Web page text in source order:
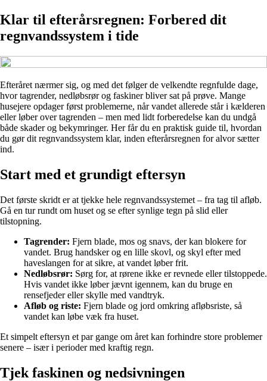
Klar til efterårsregnen: Forbered dit
regnvandssystem i tide
Efteråret nærmer sig, og med det følger de velkendte regnfulde dage,
hvor tagrender, nedløbsrør og faskiner bliver sat på prøve. Mange
husejere opdager først problemerne, når vandet allerede står i kælderen
eller løber over tagrenden – men med lidt forberedelse kan du undgå
både skader og bekymringer. Her får du en praktisk guide til, hvordan
du gør dit regnvandssystem klar, inden efterårsregnen for alvor sætter
ind.
Start med et grundigt eftersyn
Det første skridt er at tjekke hele regnvandssystemet – fra tag til afløb.
Gå en tur rundt om huset og se efter synlige tegn på slid eller
tilstopning.
Tagrender: Fjern blade, mos og snavs, der kan blokere for
vandet. Brug handsker og en lille skovl, og skyl efter med
haveslangen for at sikre, at vandet løber frit.
Nedløbsrør: Sørg for, at rørene ikke er revnede eller tilstoppede.
Hvis vandet ikke løber jævnt igennem, kan du bruge en
rensefjeder eller skylle med vandtryk.
Afløb og riste: Fjern blade og jord omkring afløbsriste, så
vandet kan løbe væk fra huset.
Et simpelt eftersyn et par gange om året kan forhindre store problemer
senere – især i perioder med kraftig regn.
Tjek faskinen og nedsivningen